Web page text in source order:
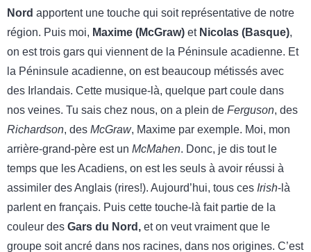
Nord apportent une touche qui soit représentative de notre
région. Puis moi, Maxime (McGraw) et Nicolas (Basque),
on est trois gars qui viennent de la Péninsule acadienne. Et
la Péninsule acadienne, on est beaucoup métissés avec
des Irlandais. Cette musique-là, quelque part coule dans
nos veines. Tu sais chez nous, on a plein de Ferguson, des
Richardson, des McGraw, Maxime par exemple. Moi, mon
arrière-grand-père est un McMahen. Donc, je dis tout le
temps que les Acadiens, on est les seuls à avoir réussi à
assimiler des Anglais (rires!). Aujourd’hui, tous ces Irish-là
parlent en français. Puis cette touche-là fait partie de la
couleur des Gars du Nord, et on veut vraiment que le
groupe soit ancré dans nos racines, dans nos origines. C’est